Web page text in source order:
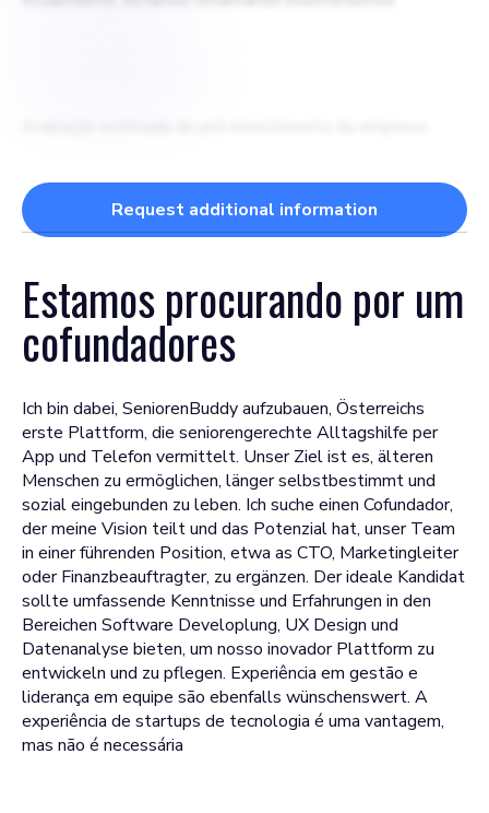
Request additional information
Estamos procurando por um
cofundadores
Ich bin dabei, SeniorenBuddy aufzubauen, Österreichs
erste Plattform, die seniorengerechte Alltagshilfe per
App und Telefon vermittelt. Unser Ziel ist es, älteren
Menschen zu ermöglichen, länger selbstbestimmt und
sozial eingebunden zu leben. Ich suche einen Cofundador,
der meine Vision teilt und das Potenzial hat, unser Team
in einer führenden Position, etwa as CTO, Marketingleiter
oder Finanzbeauftragter, zu ergänzen. Der ideale Kandidat
sollte umfassende Kenntnisse und Erfahrungen in den
Bereichen Software Developlung, UX Design und
Datenanalyse bieten, um nosso inovador Plattform zu
entwickeln und zu pflegen. Experiência em gestão e
liderança em equipe são ebenfalls wünschenswert. A
experiência de startups de tecnologia é uma vantagem,
mas não é necessária